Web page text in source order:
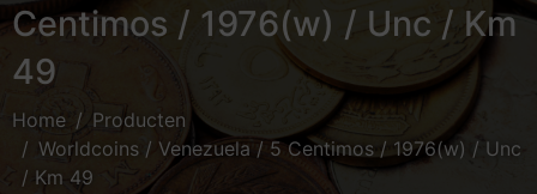
Centimos / 1976(w) / Unc / Km
49
Home
Producten
Worldcoins / Venezuela / 5 Centimos / 1976(w) / Unc
/ Km 49